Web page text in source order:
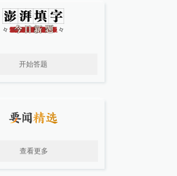
开始答题
查看更多